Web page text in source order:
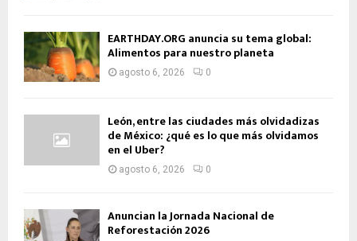
EARTHDAY.ORG anuncia su tema global:
Alimentos para nuestro planeta
agosto 6, 2026 0
León, entre las ciudades más olvidadizas
de México: ¿qué es lo que más olvidamos
en el Uber?
agosto 6, 2026 0
Anuncian la Jornada Nacional de
Reforestación 2026